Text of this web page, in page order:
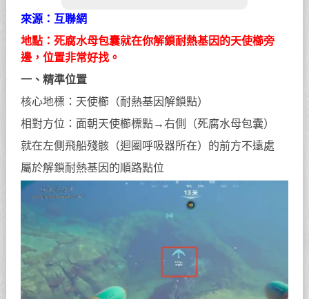
來源：互聯網
地點：死腐水母包囊就在你解鎖耐熱基因的天使櫛旁
邊，位置非常好找。
一、精準位置
核心地標：天使櫛（耐熱基因解鎖點）
相對方位：面朝天使櫛標點→右側（死腐水母包囊）
就在左側飛船殘骸（迴圈呼吸器所在）的前方不遠處
屬於解鎖耐熱基因的順路點位